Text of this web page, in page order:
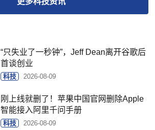
“只失业了一秒钟”，Jeff Dean离开谷歌后
首谈创业
科技 2026-08-09
刚上线就删了！苹果中国官网删除Apple
智能接入阿里千问手册
科技 2026-08-09